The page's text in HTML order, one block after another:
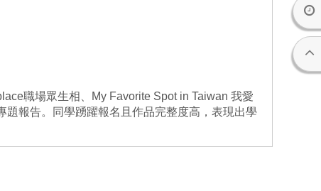
職場眾生相、My Favorite Spot in Taiwan 我愛
報告。同學踴躍報名且作品完整度高，表現出學